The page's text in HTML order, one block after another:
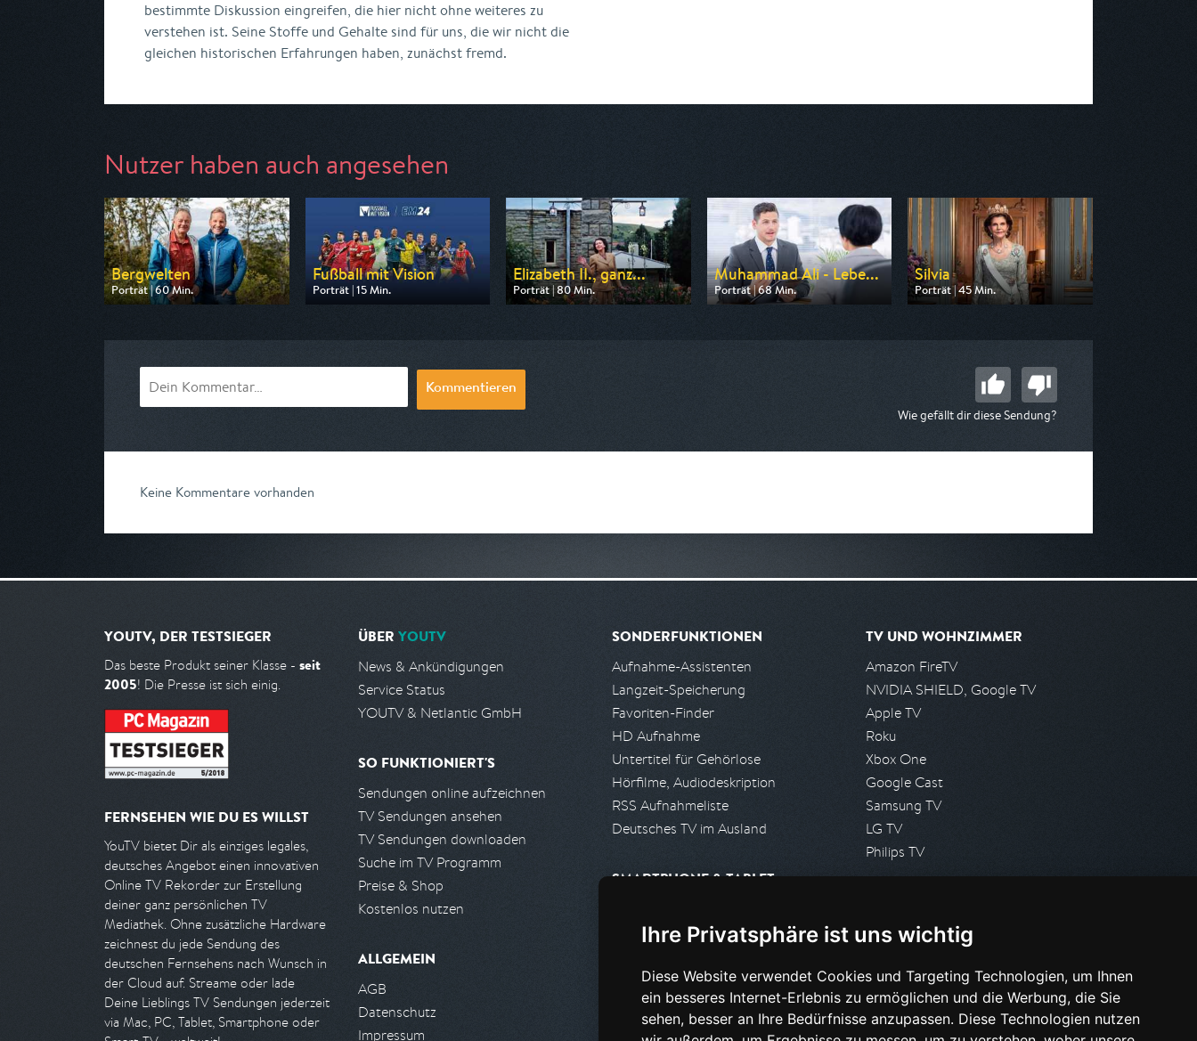
Ihre Privatsphäre ist uns wichtig
Diese Website verwendet Cookies und Targeting Technologien, um Ihnen
ein besseres Internet-Erlebnis zu ermöglichen und die Werbung, die Sie
sehen, besser an Ihre Bedürfnisse anzupassen. Diese Technologien nutzen
bestimmte Diskussion eingreifen, die hier nicht ohne weiteres zu
verstehen ist. Seine Stoffe und Gehalte sind für uns, die wir nicht die
gleichen historischen Erfahrungen haben, zunächst fremd.
Nutzer haben auch angesehen
Bergwelten
Porträt | 60 Min.
Ausgestrahlt von DF1
Fußball mit Vision
Porträt | 15 Min.
Ausgestrahlt von Bibel TV
Elizabeth II., ganz...
Porträt | 80 Min.
Ausgestrahlt von arte
Muhammad Ali - Lebe...
Porträt | 68 Min.
Ausgestrahlt von Wedo Movies
Silvia
Porträt | 45 Min.
Ausgestrahlt von Phoenix
Kommentieren
Wie gefällt dir diese Sendung?
Keine Kommentare vorhanden
YOUTV, DER TESTSIEGER
Das beste Produkt seiner Klasse - seit
2005! Die Presse ist sich einig.
FERNSEHEN WIE DU ES WILLST
YouTV bietet Dir als einziges legales,
deutsches Angebot einen innovativen
Online TV Rekorder zur Erstellung
deiner ganz persönlichen TV
Mediathek. Ohne zusätzliche Hardware
zeichnest du jede Sendung des
deutschen Fernsehens nach Wunsch in
der Cloud auf. Streame oder lade
Deine Lieblings TV Sendungen jederzeit
via Mac, PC, Tablet, Smartphone oder
ÜBER YOUTV
News & Ankündigungen
Service Status
YOUTV & Netlantic GmbH
SO FUNKTIONIERT'S
Sendungen online aufzeichnen
TV Sendungen ansehen
TV Sendungen downloaden
Suche im TV Programm
Preise & Shop
Kostenlos nutzen
ALLGEMEIN
AGB
Datenschutz
Impressum
SONDERFUNKTIONEN
Aufnahme-Assistenten
Langzeit-Speicherung
Favoriten-Finder
HD Aufnahme
Untertitel für Gehörlose
Hörfilme, Audiodeskription
RSS Aufnahmeliste
Deutsches TV im Ausland
SMARTPHONE & TABLET
Android App
PARTNER
Partnerliste
Partner werden
TV UND WOHNZIMMER
Amazon FireTV
NVIDIA SHIELD, Google TV
Apple TV
Roku
Xbox One
Google Cast
Samsung TV
LG TV
Philips TV
Presseanfrage stellen
HILFE & SUPPORT
Häufig gestellte Fragen